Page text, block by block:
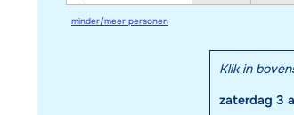
minder/meer personen
Klik in
zaterdag 3